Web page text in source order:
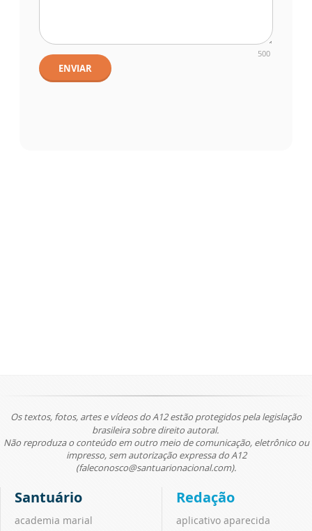
500
ENVIAR
Os textos, fotos, artes e vídeos do A12 estão protegidos pela legislação
brasileira sobre direito autoral.
Não reproduza o conteúdo em outro meio de comunicação, eletrônico ou
impresso, sem autorização expressa do A12
(faleconosco@santuarionacional.com).
Santuário
academia marial
Redação
aplicativo aparecida